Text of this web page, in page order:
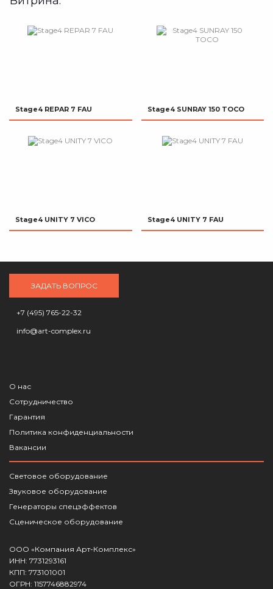
Stage4 REPAR 7 FAU Stage4 SUNRAY 150 TOCO
Stage4 UNITY 7 VICO Stage4 UNITY 7 FAU
ЗАДАТЬ ВОПРОС
+7 (495) 765-22-32
info@art-complex.ru
О нас
Сотрудничество
Гарантия
Политика конфиденциальности
Вакансии
Световое оборудование
Звуковое оборудование
Генераторы спецэффектов
Сценическое оборудование
ООО «Компания Арт-Комплекс»
ИНН: 7731293161
КПП: 773101001
ОГРН: 1157746882974